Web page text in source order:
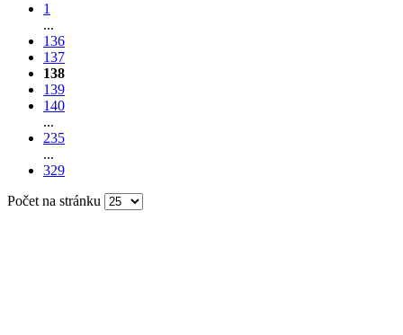
1
...
136
137
138
139
140
...
235
...
329
Počet na stránku